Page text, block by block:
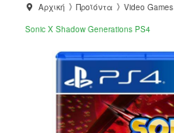
Αρχική Προϊόντα Video Games
Sonic X Shadow Generations PS4